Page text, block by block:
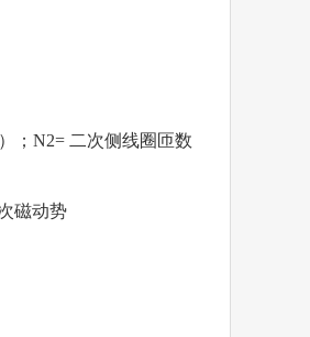
； N2= 二次侧线圈匝数
磁动势